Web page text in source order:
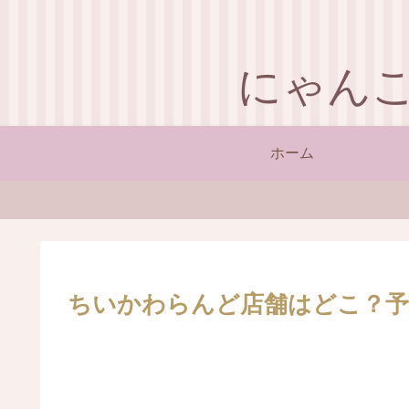
にゃん
ホーム
ちいかわらんど店舗はどこ？